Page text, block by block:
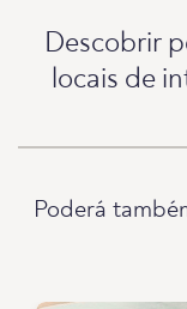
Descobrir
locais de
Poderá